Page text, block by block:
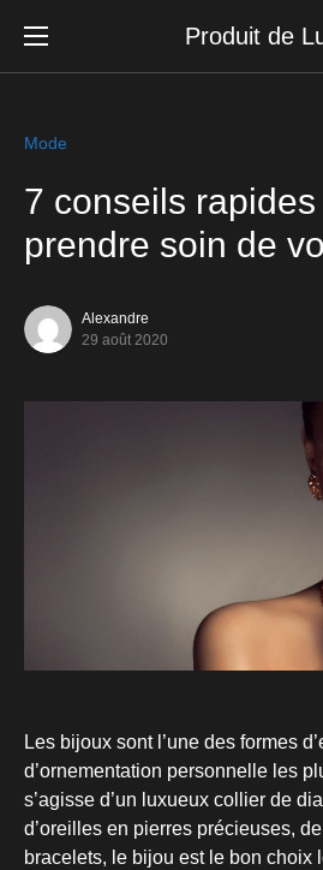
Produit de
Mode
7 conseils
prendre soin de
Alexandre
29 août 2020
Les bijoux sont l’une des formes
d’ornementation personnelle les
s’agisse d’un luxueux collier de
d’oreilles en pierres précieuses,
bracelets, le bijou est le bon choix